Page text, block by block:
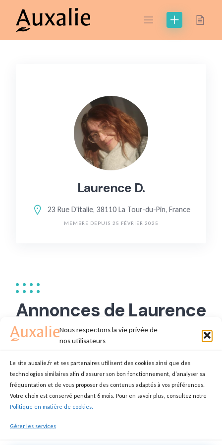
Nous respectons la vie privée de
nos utilisateurs
Le site auxalie.fr et ses partenaires utilisent des cookies ainsi que des
technologies similaires afin d'assurer son bon fonctionnement, d'analyser sa
fréquentation et de vous proposer des contenus adaptés à vos préférences.
Votre choix est conservé pendant 6 mois. Pour en savoir plus, consultez notre
Politique en matière de cookies.
Gérer les services
content
Laurence D.
23 Rue D'italie, 38110 La Tour-du-Pin, France
MEMBRE DEPUIS 25 FÉVRIER 2025
Annonces de Laurence
D.
Laurence D.
LAURENCE AUXILIAIRE DE VIE